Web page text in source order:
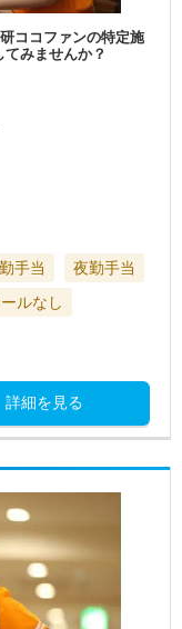
ココファンの特定施
みませんか？
手当
夜勤手当
ルなし
詳細を見る